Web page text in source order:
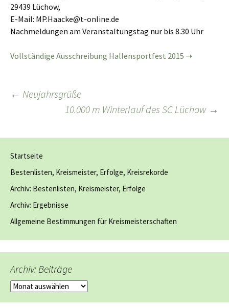
29439 Lüchow,
E-Mail: MP.Haacke@t-online.de
Nachmeldungen am Veranstaltungstag nur bis 8.30 Uhr
Vollständige Ausschreibung Hallensportfest 2015
Beitragsnavigation
← Neujahrsgrüße
10.000 m Winterlauf des SC Lüchow →
Startseite
Bestenlisten, Kreismeister, Erfolge, Kreisrekorde
Archiv: Bestenlisten, Kreismeister, Erfolge
Archiv: Ergebnisse
Allgemeine Bestimmungen für Kreismeisterschaften
Archiv: Beiträge
Archiv: